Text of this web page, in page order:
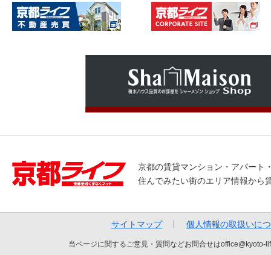
京都の賃貸マンション・アパート
住んでみたい街のエリア情報から
サイトマップ 個人情報の取扱いに
当ページに関するご意見・質問などお問合せは